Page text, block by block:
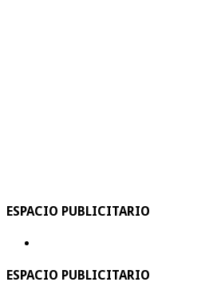
ESPACIO PUBLICITARIO
ESPACIO PUBLICITARIO